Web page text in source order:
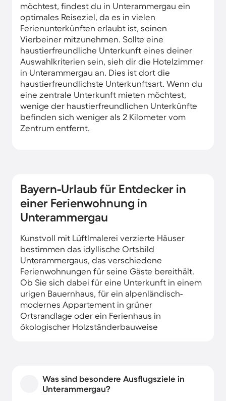
möchtest, findest du in Unterammergau ein
optimales Reiseziel, da es in vielen
Ferienunterkünften erlaubt ist, seinen
Vierbeiner mitzunehmen. Sollte eine
haustierfreundliche Unterkunft eines deiner
Auswahlkriterien sein, sieh dir die Hotelzimmer
in Unterammergau an. Dies ist dort die
haustierfreundlichste Unterkunftsart. Wenn du
eine zentrale Unterkunft mieten möchtest,
wenige der haustierfreundlichen Unterkünfte
befinden sich weniger als 2 Kilometer vom
Zentrum entfernt.
Bayern-Urlaub für Entdecker in
einer Ferienwohnung in
Unterammergau
Kunstvoll mit Lüftlmalerei verzierte Häuser
bestimmen das idyllische Ortsbild
Unterammergaus, das verschiedene
Ferienwohnungen für seine Gäste bereithält.
Ob Sie sich dabei für eine Unterkunft in einem
urigen Bauernhaus, für ein alpenländisch-
modernes Appartement in grüner
Ortsrandlage oder ein Ferienhaus in
ökologischer Holzständerbauweise
Was sind besondere Ausflugsziele in
Unterammergau?